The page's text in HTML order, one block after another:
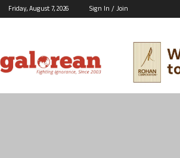
Friday, August 7, 2026 Sign In / Join